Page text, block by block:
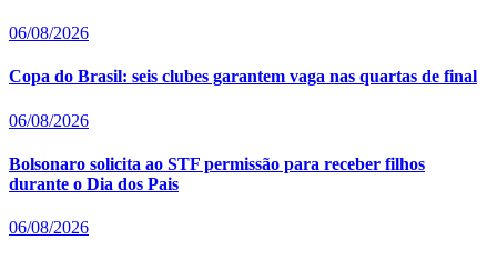
06/08/2026
Copa do Brasil: seis clubes garantem vaga nas quartas de final
06/08/2026
Bolsonaro solicita ao STF permissão para receber filhos
durante o Dia dos Pais
06/08/2026